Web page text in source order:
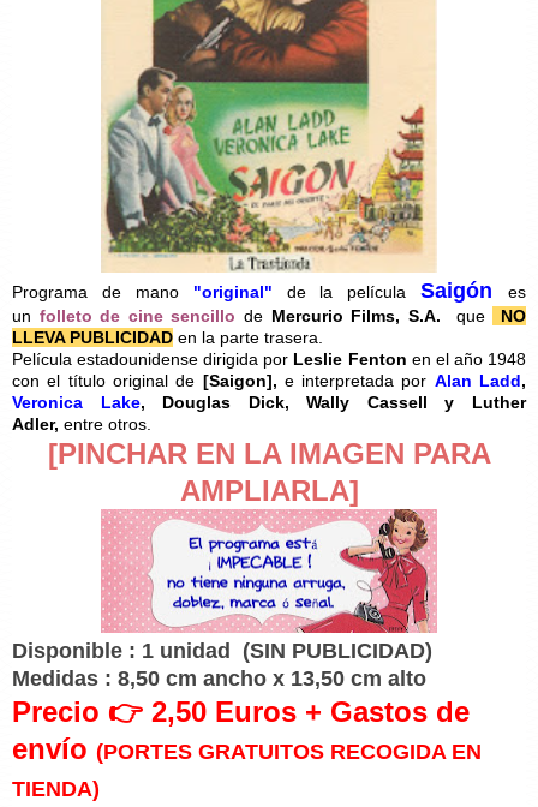
Programa de mano "original" de la películaSaigón
es
un folleto de cine sencillo de Mercurio Films, S.A. que
NO
LLEVA PUBLICIDAD en la parte trasera.
Película estadounidense dirigida por Leslie Fenton en el año 1948
con el título original de [Saigon], e interpretada por Alan Ladd,
Veronica Lake, Douglas Dick, Wally Cassell y Luther
Adler, entre otros.
[PINCHAR EN LA IMAGEN PARA
AMPLIARLA]
Disponible : 1 unidad (SIN PUBLICIDAD)
Medidas : 8,50 cm ancho x 13,50 cm alto
Precio 👉 2,50 Euros + Gastos de
envío (PORTES GRATUITOS RECOGIDA EN
TIENDA)